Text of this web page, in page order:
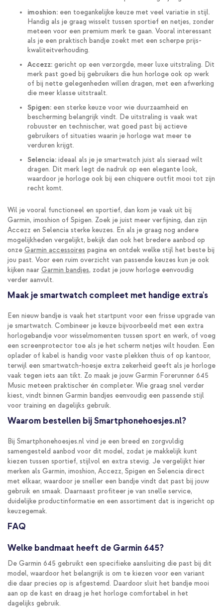
imoshion: een toegankelijke keuze met veel variatie in stijl.
Handig als je graag wisselt tussen sportief en netjes, zonder
meteen voor een premium merk te gaan. Vooral interessant
als je een praktisch bandje zoekt met een scherpe prijs-
kwaliteitverhouding.
Accezz: gericht op een verzorgde, meer luxe uitstraling. Dit
merk past goed bij gebruikers die hun horloge ook op werk
of bij nette gelegenheden willen dragen, met een afwerking
die meer klasse uitstraalt.
Spigen: een sterke keuze voor wie duurzaamheid en
bescherming belangrijk vindt. De uitstraling is vaak wat
robuuster en technischer, wat goed past bij actieve
gebruikers of situaties waarin je horloge wat meer te
verduren krijgt.
Selencia: ideaal als je je smartwatch juist als sieraad wilt
dragen. Dit merk legt de nadruk op een elegante look,
waardoor je horloge ook bij een chiquere outfit mooi tot zijn
recht komt.
Wil je vooral functioneel en sportief, dan kom je vaak uit bij
Garmin, imoshion of Spigen. Zoek je juist meer verfijning, dan zijn
Accezz en Selencia sterke keuzes. En als je graag nog andere
mogelijkheden vergelijkt, bekijk dan ook het bredere aanbod op
onze Garmin accessoires pagina en ontdek welke stijl het beste bij
jou past. Voor een ruim overzicht van passende keuzes kun je ook
kijken naar Garmin bandjes, zodat je jouw horloge eenvoudig
verder aanvult.
Maak je smartwatch compleet met handige extra's
Een nieuw bandje is vaak het startpunt voor een frisse upgrade van
je smartwatch. Combineer je keuze bijvoorbeeld met een extra
horlogebandje voor wisselmomenten tussen sport en werk, of voeg
een screenprotector toe als je het scherm netjes wilt houden. Een
oplader of kabel is handig voor vaste plekken thuis of op kantoor,
terwijl een smartwatch-hoesje extra zekerheid geeft als je horloge
vaak tegen iets aan tikt. Zo maak je jouw Garmin Forerunner 645
Music meteen praktischer én completer. Wie graag snel verder
kiest, vindt binnen Garmin bandjes eenvoudig een passende stijl
voor training en dagelijks gebruik.
Waarom bestellen bij Smartphonehoesjes.nl?
Bij Smartphonehoesjes.nl vind je een breed en zorgvuldig
samengesteld aanbod voor dit model, zodat je makkelijk kunt
kiezen tussen sportief, stijlvol en extra stevig. Je vergelijkt hier
merken als Garmin, imoshion, Accezz, Spigen en Selencia direct
met elkaar, waardoor je sneller een bandje vindt dat past bij jouw
gebruik en smaak. Daarnaast profiteer je van snelle service,
duidelijke productinformatie en een assortiment dat is ingericht op
keuzegemak.
FAQ
Welke bandmaat heeft de Garmin 645?
De Garmin 645 gebruikt een specifieke aansluiting die past bij dit
model, waardoor het belangrijk is om te kiezen voor een variant
die daar precies op is afgestemd. Daardoor sluit het bandje mooi
aan op de kast en draag je het horloge comfortabel in het
dagelijks gebruik.